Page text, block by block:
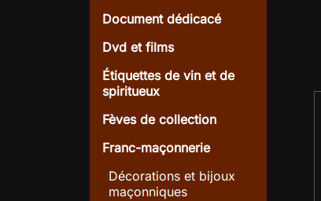
Document dédicacé
Dvd et films
Étiquettes de vin et de
spiritueux
Fèves de collection
Franc-maçonnerie
Décorations et bijoux
maçonniques